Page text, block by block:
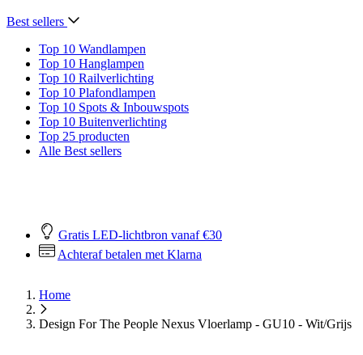
Best sellers
Top 10 Wandlampen
Top 10 Hanglampen
Top 10 Railverlichting
Top 10 Plafondlampen
Top 10 Spots & Inbouwspots
Top 10 Buitenverlichting
Top 25 producten
Alle Best sellers
Gratis LED-lichtbron vanaf €30
Achteraf betalen met Klarna
Home
Design For The People Nexus Vloerlamp - GU10 - Wit/Grijs